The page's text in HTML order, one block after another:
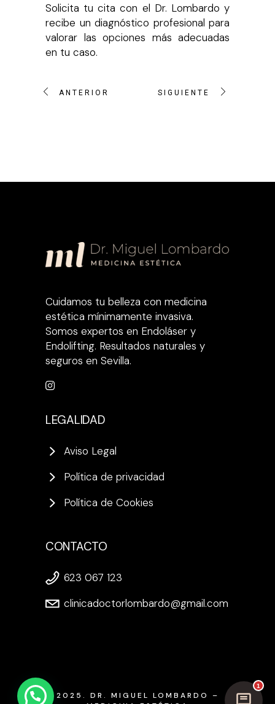
Solicita tu cita con el Dr. Lombardo y
recibe un diagnóstico profesional para
valorar las opciones más adecuadas
en tu caso.
ANTERIOR SIGUIENTE
Cuidamos tu belleza con medicina
estética mínimamente invasiva.
Somos expertos en Endoláser y
Endolifting. Resultados naturales y
seguros en Sevilla.
LEGALIDAD
Aviso Legal
Política de privacidad
Política de Cookies
CONTACTO
623 067 123
clinicadoctorlombardo@gmail.com
2025. DR. MIGUEL LOMBARDO –
1